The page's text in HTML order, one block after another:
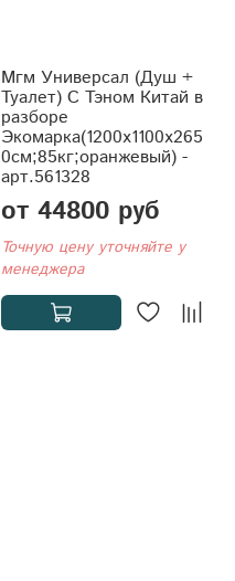
Мгм Универсал (Душ +
Туалет) С Тэном Китай в
разборе
Экомарка(1200x1100x265
0см;85кг;оранжевый) -
арт.561328
от 44800 руб
Точную цену уточняйте у
менеджера